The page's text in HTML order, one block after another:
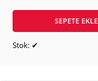
SEPETE EKLE
Stok: ✔